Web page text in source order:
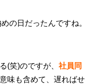
の日だったんですね。
(笑)のですが、社員同
味も含めて、遅ればせ